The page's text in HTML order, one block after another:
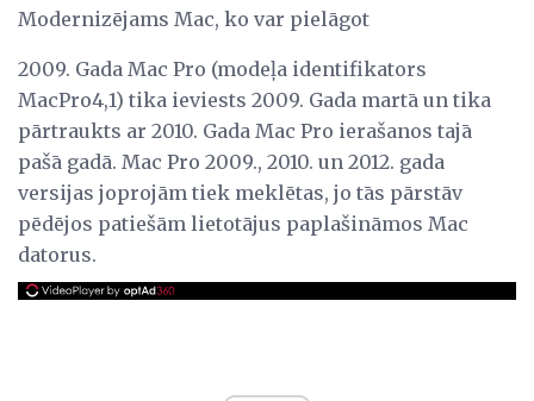
Modernizējams Mac, ko var pielāgot
2009. Gada Mac Pro (modeļa identifikators
MacPro4,1) tika ieviests 2009. Gada martā un tika
pārtraukts ar 2010. Gada Mac Pro ierašanos tajā
pašā gadā. Mac Pro 2009., 2010. un 2012. gada
versijas joprojām tiek meklētas, jo tās pārstāv
pēdējos patiešām lietotājus paplašināmos Mac
datorus.